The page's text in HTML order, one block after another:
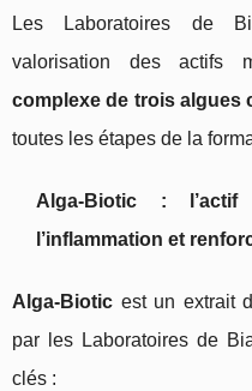
Les Laboratoires de
valorisation des actifs
complexe de trois algues
toutes les étapes de la
Alga-Biotic :
l’inflammation et
Alga-Biotic est un extrait
par les Laboratoires de
clés :